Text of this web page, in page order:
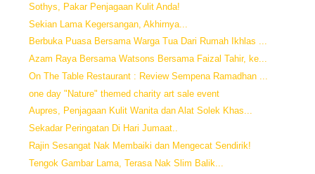
Sothys, Pakar Penjagaan Kulit Anda!
Sekian Lama Kegersangan, Akhirnya...
Berbuka Puasa Bersama Warga Tua Dari Rumah Ikhlas ...
Azam Raya Bersama Watsons Bersama Faizal Tahir, ke...
On The Table Restaurant : Review Sempena Ramadhan ...
one day "Nature" themed charity art sale event
Aupres, Penjagaan Kulit Wanita dan Alat Solek Khas...
Sekadar Peringatan Di Hari Jumaat..
Rajin Sesangat Nak Membaiki dan Mengecat Sendirik!
Tengok Gambar Lama, Terasa Nak Slim Balik...